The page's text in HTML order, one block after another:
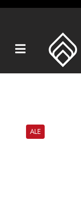
Kaikki tuotteet
Takat
Hormit
ALE